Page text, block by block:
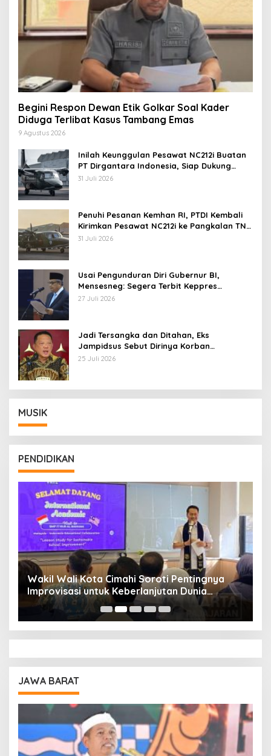
Begini Respon Dewan Etik Golkar Soal Kader
Diduga Terlibat Kasus Tambang Emas
9 Agustus 2026
Inilah Keunggulan Pesawat NC212i Buatan
PT Dirgantara Indonesia, Siap Dukung
Berbagai Operasi TNI
31 Juli 2026
Penuhi Pesanan Kemhan RI, PTDI Kembali
Kirimkan Pesawat NC212i ke Pangkalan TNI
AU
31 Juli 2026
Usai Pengunduran Diri Gubernur BI,
Mensesneg: Segera Terbit Keppres
Pemberhentian dengan Hormat
27 Juli 2026
Jadi Tersangka dan Ditahan, Eks
Jampidsus Sebut Dirinya Korban
Kriminalisasi
25 Juli 2026
MUSIK
PENDIDIKAN
Wakil Wali Kota Cimahi Soroti Pentingnya
Improvisasi untuk Keberlanjutan Dunia
Pendidikan
JAWA BARAT